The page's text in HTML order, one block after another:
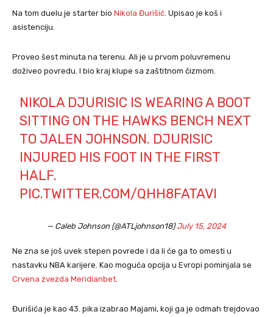
Na tom duelu je starter bio Nikola Đurišić . Upisao je koš i
asistenciju.
Proveo šest minuta na terenu. Ali je u prvom poluvremenu
doživeo povredu. I bio kraj klupe sa zaštitnom čizmom.
NIKOLA DJURISIC IS WEARING A BOOT
SITTING ON THE HAWKS BENCH NEXT
TO JALEN JOHNSON. DJURISIC
INJURED HIS FOOT IN THE FIRST
HALF.
PIC.TWITTER.COM/QHH8FATAVI
— Caleb Johnson (@ATLjohnson18)July 15, 2024
Ne zna se još uvek stepen povrede i da li će ga to omesti u
nastavku NBA karijere. Kao moguća opcija u Evropi pominjala se
Crvena zvezda Meridianbet
Đurišića je kao 43. pika izabrao Majami, koji ga je odmah trejdovao